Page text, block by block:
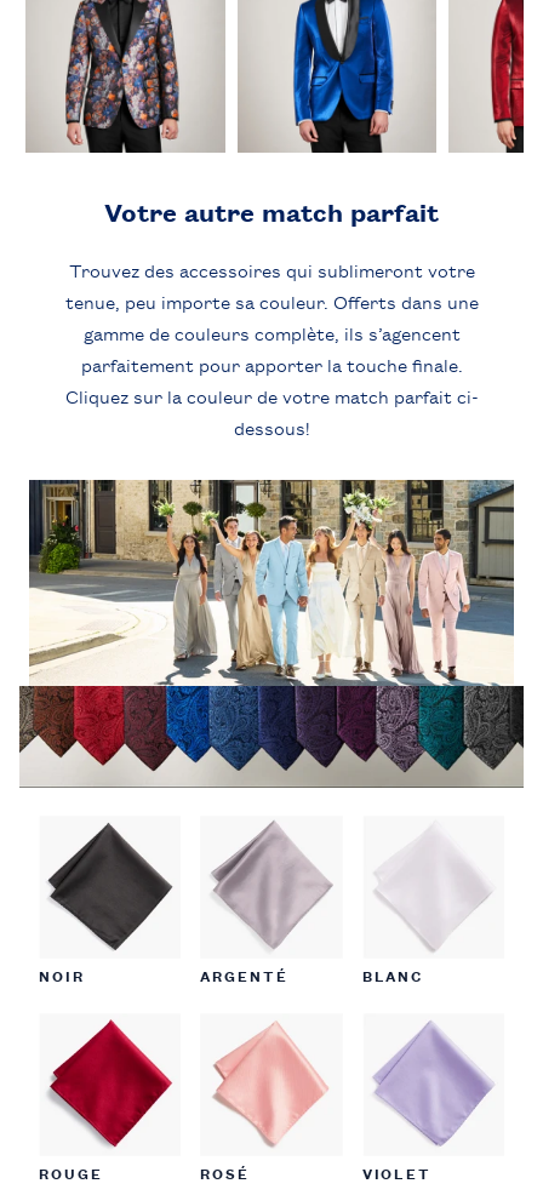
Votre autre match parfait
Trouvez des accessoires qui sublimeront votre
tenue, peu importe sa couleur. Offerts dans une
gamme de couleurs complète, ils s’agencent
parfaitement pour apporter la touche finale.
Cliquez sur la couleur de votre match parfait ci-
dessous!
NOIR ARGENTÉ BLANC
ROUGE ROSÉ VIOLET